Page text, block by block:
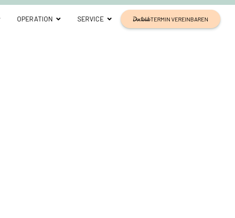
OPERATION SERVICE TERMIN VEREINBAREN